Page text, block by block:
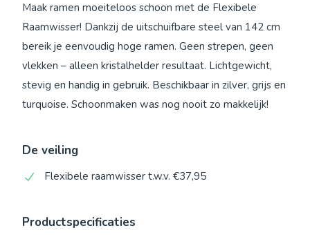
Maak ramen moeiteloos schoon met de Flexibele
Raamwisser! Dankzij de uitschuifbare steel van 142 cm
bereik je eenvoudig hoge ramen. Geen strepen, geen
vlekken – alleen kristalhelder resultaat. Lichtgewicht,
stevig en handig in gebruik. Beschikbaar in zilver, grijs en
turquoise. Schoonmaken was nog nooit zo makkelijk!
De veiling
Flexibele raamwisser t.w.v. €37,95
Productspecificaties